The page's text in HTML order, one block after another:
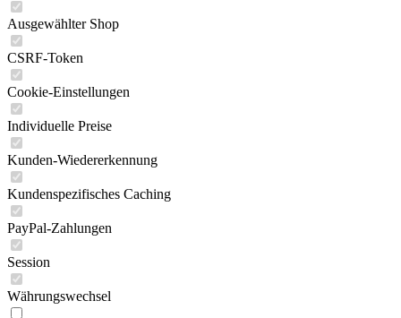
Ausgewählter Shop
CSRF-Token
Cookie-Einstellungen
Individuelle Preise
Kunden-Wiedererkennung
Kundenspezifisches Caching
PayPal-Zahlungen
Session
Währungswechsel